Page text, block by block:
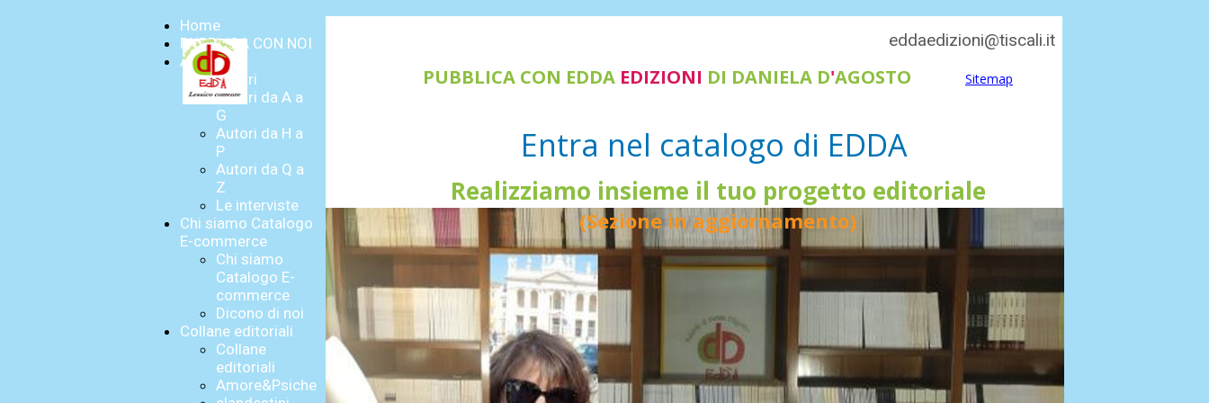
Home
PUBBLICA CON NOI
Autori
Autori
Autori da A a
G
Autori da H a
P
Autori da Q a
Z
Le interviste
Chi siamo Catalogo
E-commerce
Chi siamo
Catalogo E-
commerce
Dicono di noi
Collane editoriali
Collane
editoriali
Amore&Psiche
eddaedizioni@tiscali.it
PUBBLICA CON EDDA EDIZIONI DI DANIELA D'AGOSTO Sitemap
Entra nel catalogo di EDDA
Realizziamo insieme il tuo progetto editoriale
(Sezione in aggiornamento)